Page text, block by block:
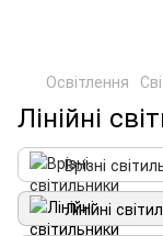
Освітлення
Лінійні
Врізні
Лінійні